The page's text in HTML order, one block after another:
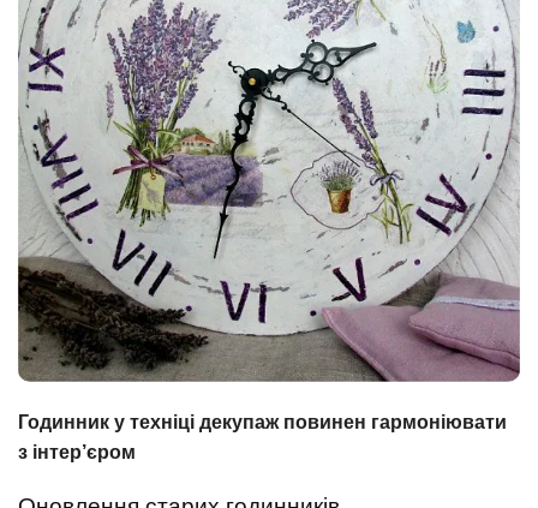
Годинник у техніці декупаж повинен гармоніювати
з інтер’єром